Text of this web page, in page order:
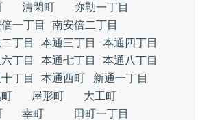
清閑町
弥勒一丁目
一丁目
南安倍二丁目
丁目 本通三丁目
本通四丁目
丁目 本通七丁目
本通八丁目
丁目 本通西町
新通一丁目
町 屋形町
大工町
幸町
田町一丁目